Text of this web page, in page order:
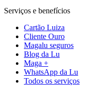
Serviços e benefícios
Cartão Luiza
Cliente Ouro
Magalu seguros
Blog da Lu
Maga +
WhatsApp da Lu
Todos os serviços